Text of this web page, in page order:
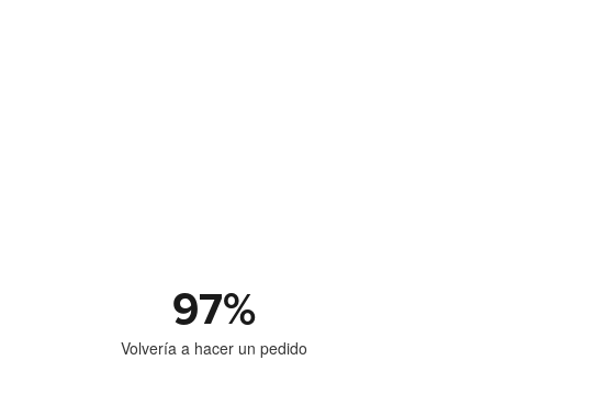
97%
Volvería a hacer un pedido